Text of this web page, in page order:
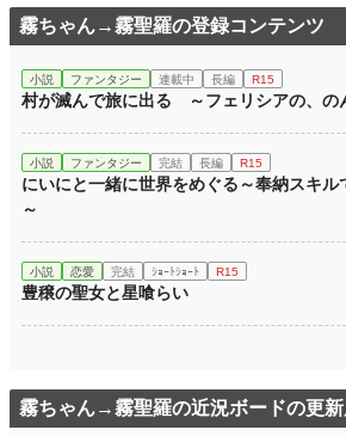
霧ちゃん→霧聖羅の登録コンテンツ
小説 ファンタジー 連載中 長編 R15
村が滅んで旅に出る ～フェリシアの、の
小説 ファンタジー 完結 長編 R15
にいにと一緒に世界をめぐる～奉納スキ
～
小説 恋愛 完結 ｼｮｰﾄｼｮｰﾄ R15
豊穣の聖女と星喰らい
霧ちゃん→霧聖羅の近況ボードの更